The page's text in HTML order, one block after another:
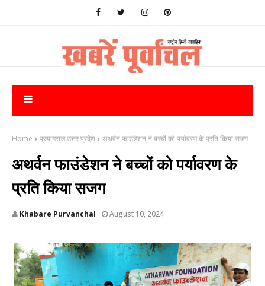
Home प्रयागराज उत्तर प्रदेश अथर्वन फाउंडेशन ने बच्चों को पर्यावरण के प्रति किया सजग
अथर्वन फाउंडेशन ने बच्चों को पर्यावरण के
प्रति किया सजग
Khabare Purvanchal August 10, 2024